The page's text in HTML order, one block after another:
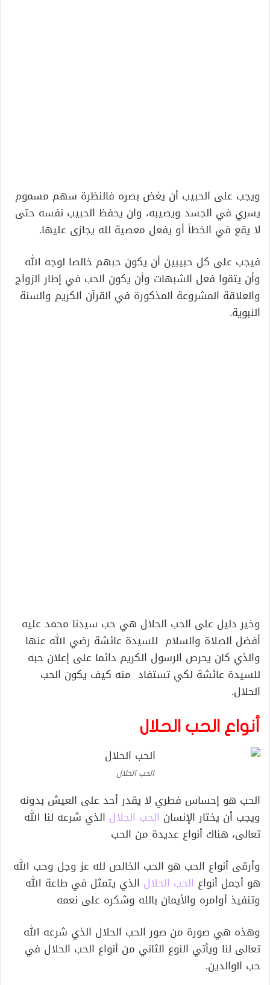
ويجب على الحبيب أن يغض بصره فالنظرة سهم مسموم
يسري في الجسد ويصيبه، وان يحفظ الحبيب نفسه حتى
لا يقع في الخطأ أو يفعل معصية لله يجازى عليها.
فيجب على كل حبيبين أن يكون حبهم خالصا لوجه الله
وأن يتقوا فعل الشبهات وأن يكون الحب في إطار الزواج
والعلاقة المشروعة المذكورة في القرآن الكريم والسنة
النبوية.
وخير دليل على الحب الحلال هي حب سيدنا محمد عليه
أفضل الصلاة والسلام للسيدة عائشة رضي الله عنها
والذي كان يحرص الرسول الكريم دائما على إعلان حبه
للسيدة عائشة لكي تستفاد منه كيف يكون الحب
الحلال.
أنواع الحب الحلال
الحب الحلال
الحب هو إحساس فطري لا يقدر أحد على العيش بدونه
ويجب أن يختار الإنسان الحب الحلال الذي شرعه لنا الله
تعالى، هناك أنواع عديدة من الحب
وأرقى أنواع الحب هو الحب الخالص لله عز وجل وحب الله
هو أجمل أنواع الحب الحلال الذي يتمثل في طاعة الله
وتنفيذ أوامره والأيمان بالله وشكره على نعمه
وهذه هي صورة من صور الحب الحلال الذي شرعه الله
تعالى لنا ويأتي النوع الثاني من أنواع الحب الحلال في
حب الوالدين.